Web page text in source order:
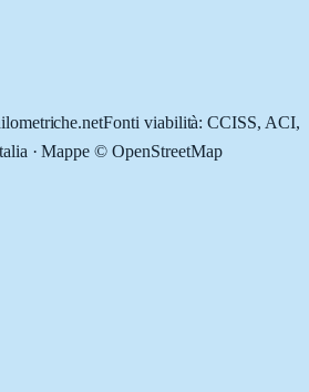
Fonti viabilità: CCISS, ACI,
· Mappe © OpenStreetMap